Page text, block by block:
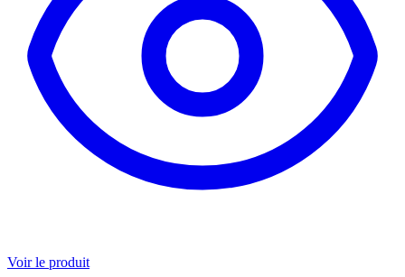
Voir le produit